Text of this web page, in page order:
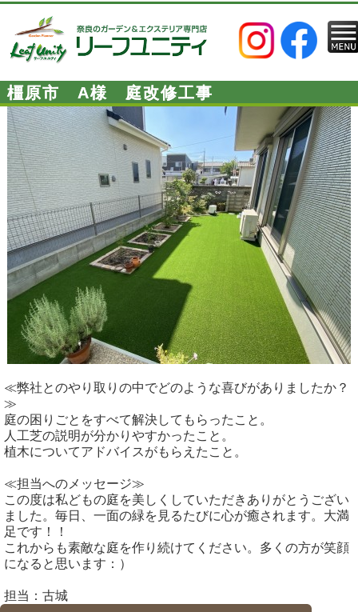
橿原市 A様 庭改修工事
≪弊社とのやり取りの中でどのような喜びがありましたか？
≫
庭の困りごとをすべて解決してもらったこと。
人工芝の説明が分かりやすかったこと。
植木についてアドバイスがもらえたこと。
≪担当へのメッセージ≫
この度は私どもの庭を美しくしていただきありがとうござい
ました。毎日、一面の緑を見るたびに心が癒されます。大満
足です！！
これからも素敵な庭を作り続けてください。多くの方が笑顔
になると思います：）
担当：古城